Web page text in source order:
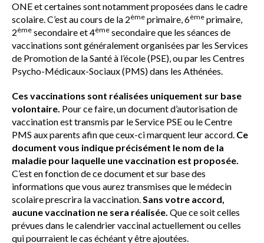
ONE et certaines sont notamment proposées dans le cadre
scolaire. C’est au cours de la 2ème primaire, 6ème primaire,
2ème secondaire et 4ème secondaire que les séances de
vaccinations sont généralement organisées par les Services
de Promotion de la Santé à l’école (PSE), ou par les Centres
Psycho-Médicaux-Sociaux (PMS) dans les Athénées.
Ces vaccinations sont réalisées uniquement sur base
volontaire. Pour ce faire, un document d’autorisation de
vaccination est transmis par le Service PSE ou le Centre
PMS aux parents afin que ceux-ci marquent leur accord. Ce
document vous indique précisément le nom de la
maladie pour laquelle une vaccination est proposée.
C’est en fonction de ce document et sur base des
informations que vous aurez transmises que le médecin
scolaire prescrira la vaccination.Sans votre accord,
aucune vaccination ne sera réalisée. Que ce soit celles
prévues dans le calendrier vaccinal actuellement ou celles
qui pourraient le cas échéant y être ajoutées.